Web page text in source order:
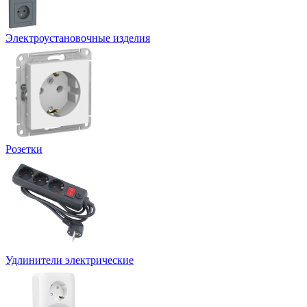
Электроустановочные изделия
Розетки
Удлинители электрические